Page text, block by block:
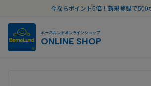
今ならポイント5倍！新規登録で500
ボーネルンドオンラインショップ
ONLINE SHOP